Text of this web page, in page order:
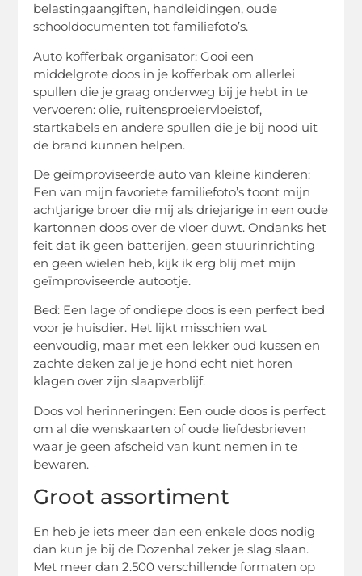
belastingaangiften, handleidingen, oude
schooldocumenten tot familiefoto’s.
Auto kofferbak organisator: Gooi een
middelgrote doos in je kofferbak om allerlei
spullen die je graag onderweg bij je hebt in te
vervoeren: olie, ruitensproeiervloeistof,
startkabels en andere spullen die je bij nood uit
de brand kunnen helpen.
De geïmproviseerde auto van kleine kinderen:
Een van mijn favoriete familiefoto’s toont mijn
achtjarige broer die mij als driejarige in een oude
kartonnen doos over de vloer duwt. Ondanks het
feit dat ik geen batterijen, geen stuurinrichting
en geen wielen heb, kijk ik erg blij met mijn
geïmproviseerde autootje.
Bed: Een lage of ondiepe doos is een perfect bed
voor je huisdier. Het lijkt misschien wat
eenvoudig, maar met een lekker oud kussen en
zachte deken zal je je hond echt niet horen
klagen over zijn slaapverblijf.
Doos vol herinneringen: Een oude doos is perfect
om al die wenskaarten of oude liefdesbrieven
waar je geen afscheid van kunt nemen in te
bewaren.
Groot assortiment
En heb je iets meer dan een enkele doos nodig
dan kun je bij de Dozenhal zeker je slag slaan.
Met meer dan 2.500 verschillende formaten op